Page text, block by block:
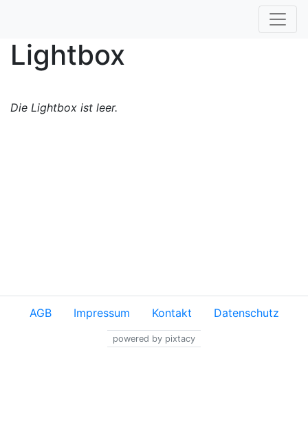
Lightbox
Die Lightbox ist leer.
AGB Impressum Kontakt Datenschutz
powered by pixtacy